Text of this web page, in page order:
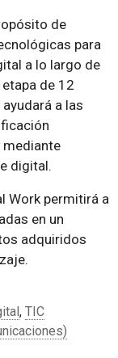
de
para
a lo largo de
de 12
a las
mediante
digital.
Work permitirá a
en un
adquiridos
, TIC